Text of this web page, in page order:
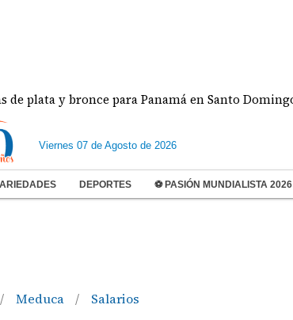
y bronce para Panamá en Santo Domingo 2026
Viernes 07 de Agosto de 2026
DEPORTES ⚽ PASIÓN MUNDIALISTA 2026
/ Meduca / Salarios